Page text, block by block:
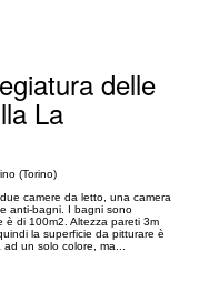
delle
La
(Torino)
camere da letto, una camera
anti-bagni. I bagni sono
è di 100m2. Altezza pareti 3m
la superficie da pitturare è
un solo colore, ma...